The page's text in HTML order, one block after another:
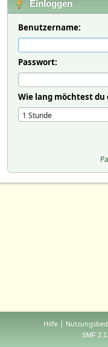
Einloggen
Benutzername:
Passwort:
Wie lang möchtest du
Hilfe |
SMF